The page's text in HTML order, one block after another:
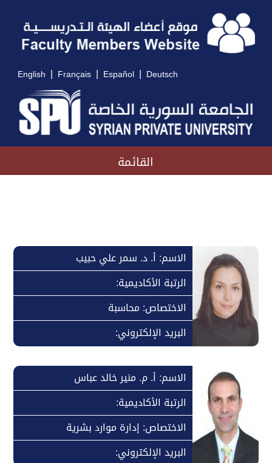
English | Français | Español | Deutsch
القائمة
الاسم: أ. د. سمر علي حبيب
الرتبة الأكاديمية:
الاختصاص: محاسبة
البريد الإلكتروني:
الاسم: أ. م. منير خالد عباس
الرتبة الأكاديمية:
الاختصاص: إدارة موارد بشرية
البريد الإلكتروني: